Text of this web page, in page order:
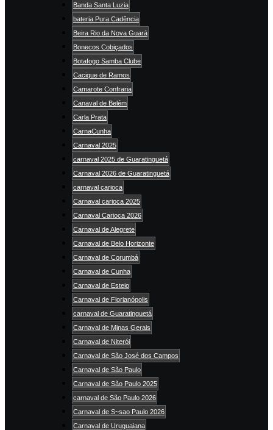
Banda Santa Luzia
bateria Pura Cadência
Beira Rio da Nova Guará
Bonecos Cobiçados
Botafogo Samba Clube
Cacique de Ramos
Camarote Confraria
Canaval de Belém
Carla Prata
CarnaCunha
Carnaval 2025
carnaval 2025 de Guaratinguetá
Carnaval 2026 de Guaratinguetá
carnaval carioca
Carnaval carioca 2025
Carnaval Carioca 2026
Carnaval de Alegrete
Carnaval de Belo Horizonte
Carnaval de Corumbá
Carnaval de Cunha
Carnaval de Esteio
Carnaval de Florianópolis
carnaval de Guaratinguetá
Carnaval de Minas Gerais
Carnaval de Niterói
Carnaval de São José dos Campos
Carnaval de São Paulo
Carnaval de São Paulo 2025
carnaval de São Paulo 2026
Carnaval de S~sao Paulo 2026
Carnaval de Uruguaiana